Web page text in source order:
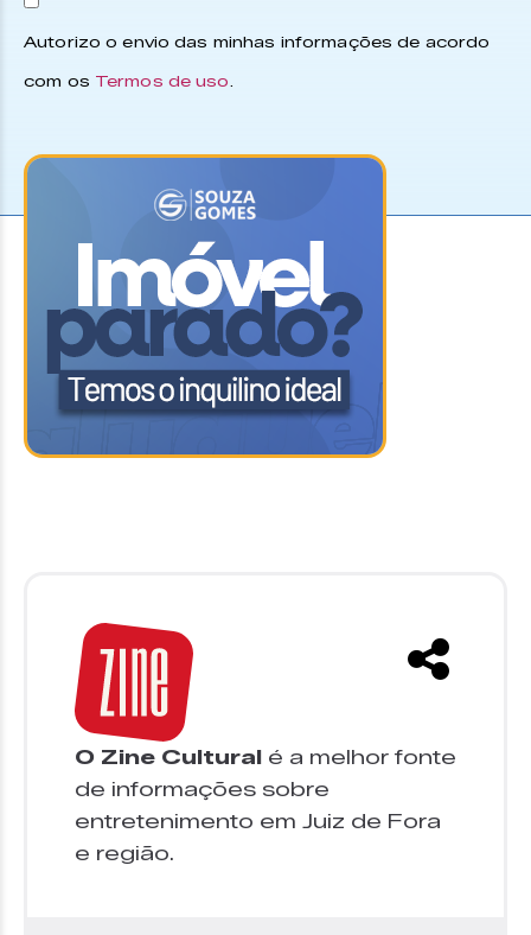
Autorizo o envio das minhas informações de acordo
com os Termos de uso.
O Zine Cultural é a melhor fonte
de informações sobre
entretenimento em Juiz de Fora
e região.